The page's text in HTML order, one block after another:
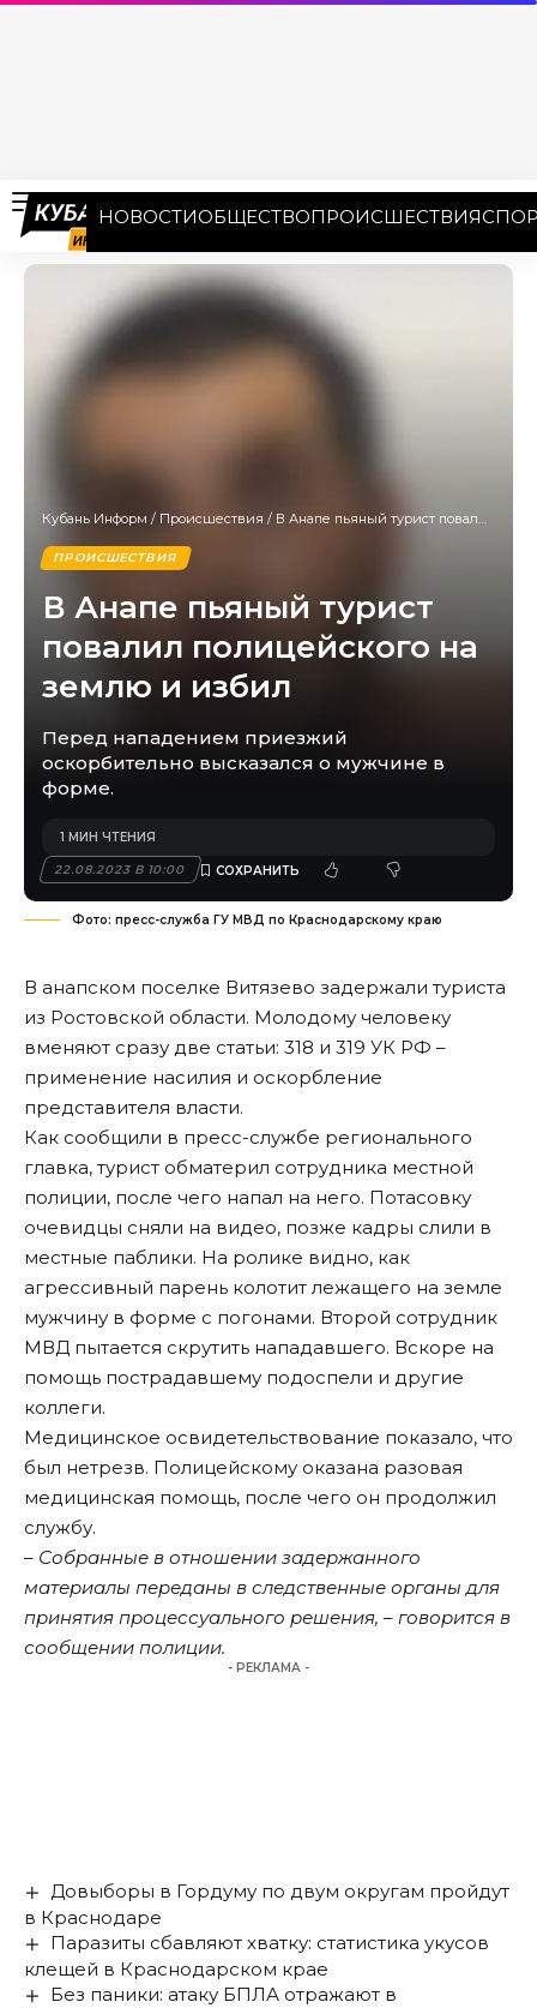
НОВОСТИОБЩЕСТВОПРОИСШЕСТВИЯ
Кубань Информ / Происшествия / В Анапе пьяный турист повалил полицейского на землю и избил
ПРОИСШЕСТВИЯ
В Анапе пьяный турист
повалил полицейского на
землю и избил
Перед нападением приезжий
оскорбительно высказался о мужчине в
форме.
22.08.2023 В 10:00
1 МИН ЧТЕНИЯ
Фото: пресс-служба ГУ МВД по Краснодарскому краю
В анапском поселке Витязево задержали туриста
из Ростовской области. Молодому человеку
вменяют сразу две статьи: 318 и 319 УК РФ –
применение насилия и оскорбление
представителя власти.
Как сообщили в пресс-службе регионального
главка, турист обматерил сотрудника местной
полиции, после чего напал на него. Потасовку
очевидцы сняли на видео, позже кадры слили в
местные паблики. На ролике видно, как
агрессивный парень колотит лежащего на земле
мужчину в форме с погонами. Второй сотрудник
МВД пытается скрутить нападавшего. Вскоре на
помощь пострадавшему подоспели и другие
коллеги.
Медицинское освидетельствование показало, что
был нетрезв. Полицейскому оказана разовая
медицинская помощь, после чего он продолжил
службу.
– Собранные в отношении задержанного
материалы переданы в следственные органы для
принятия процессуального решения, – говорится в
сообщении полиции.
- РЕКЛАМА -
Довыборы в Гордуму по двум округам пройдут
в Краснодаре
Паразиты сбавляют хватку: статистика укусов
клещей в Краснодарском крае
Без паники: атаку БПЛА отражают в